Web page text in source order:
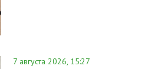
7 августа 2026, 15:27